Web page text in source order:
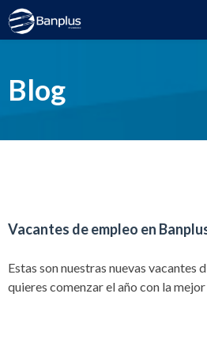
Blog
Vacantes de empleo en
Estas son nuestras nuevas vacantes
quieres comenzar el año con la